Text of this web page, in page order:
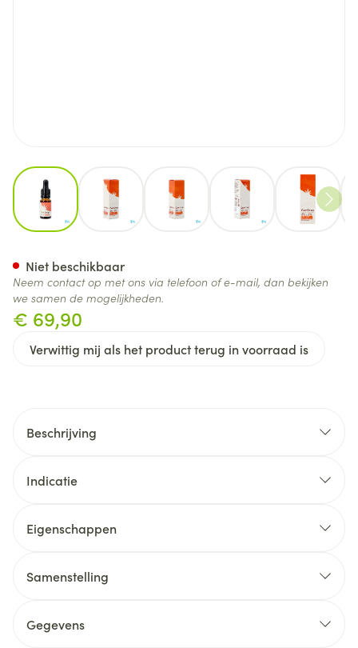
View larger imageView larger imageView larger imageView larger image
View
€ 69,90
Verwittig mij als het product terug in voorraad is
Niet beschikbaar
Neem contact op met ons via telefoon of e-mail, dan bekijken
we samen de mogelijkheden.
Beschrijving
Indicatie
Eigenschappen
Samenstelling
Gegevens